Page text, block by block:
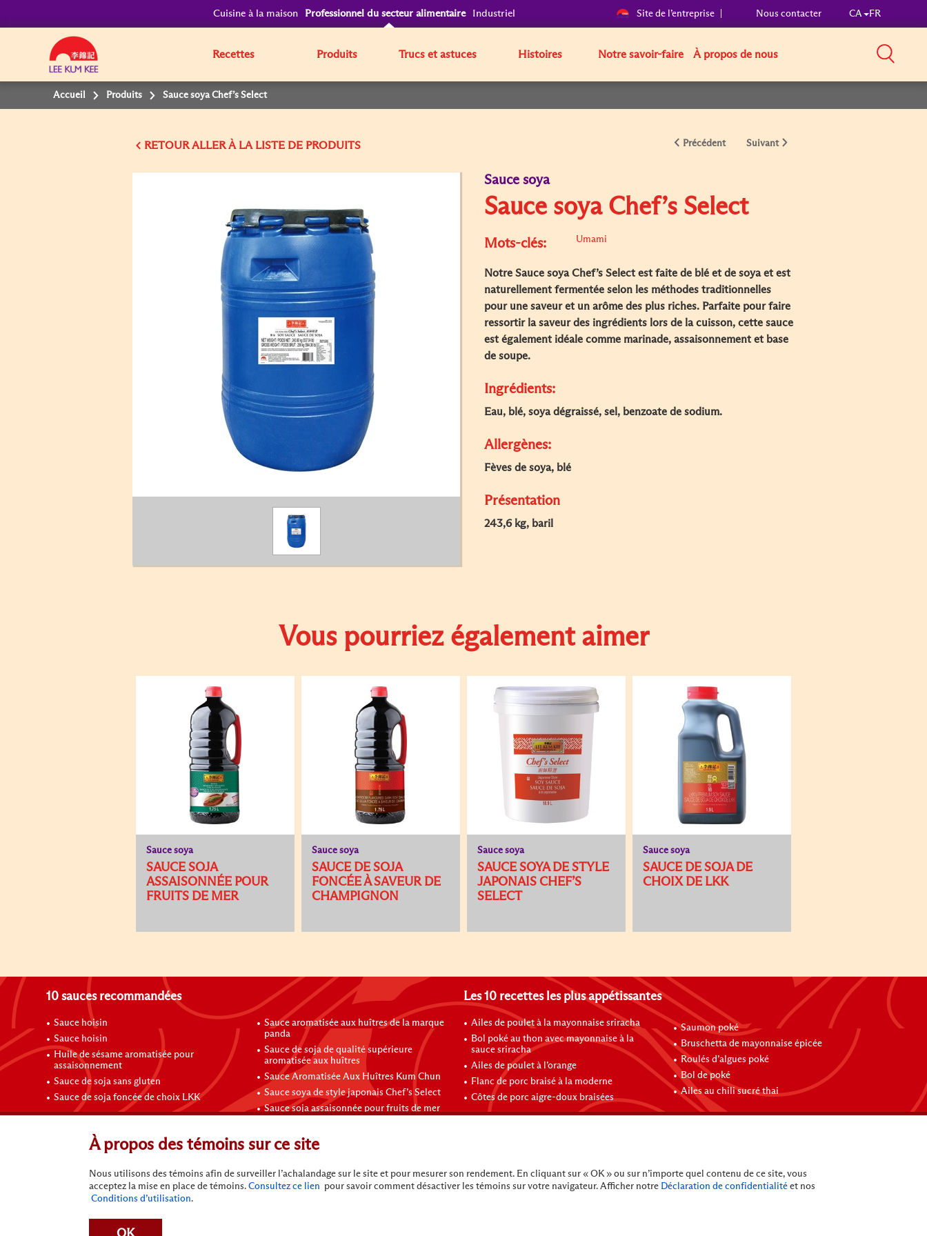
Cuisine à la maison Professionnel du secteur alimentaire Industriel Site de l’entreprise Nous contacter CA FR
Recettes Produits Trucs et astuces Histoires Notre savoir-faire À propos de nous
Accueil Produits Sauce soya Chef’s Select
RETOUR Précédent Suivant
Sauce soya
Sauce soya Chef’s Select
Mots-clés: Umami
Notre Sauce soya Chef’s Select est faite de blé et de soya et est
naturellement fermentée selon les méthodes traditionnelles
pour une saveur et un arôme des plus riches. Parfaite pour faire
ressortir la saveur des ingrédients lors de la cuisson, cette sauce
est également idéale comme marinade, assaisonnement et base
de soupe.
Ingrédients:
Eau, blé, soya dégraissé, sel, benzoate de sodium.
Allergènes:
Fèves de soya, blé
Présentation
243,6 kg, baril
Vous pourriez également aimer
Sauce soya
SAUCE SOJA
ASSAISONNÉE POUR
FRUITS DE MER
Sauce soya
SAUCE DE SOJA
FONCÉE À SAVEUR DE
CHAMPIGNON
Sauce soya
SAUCE SOYA DE STYLE
JAPONAIS CHEF’S
SELECT
Sauce soya
SAUCE DE SOJA DE
CHOIX DE LKK
10 sauces recommandées
Sauce hoisin
Sauce hoisin
Huile de sésame aromatisée pour
assaisonnement
Sauce de soja sans gluten
Sauce de soja foncée de choix LKK
Sauce aromatisée aux huîtres de la marque
panda
Sauce de soja de qualité supérieure
aromatisée aux huîtres
Sauce Aromatisée Aux Huîtres Kum Chun
Sauce soya de style japonais Chef’s Select
Sauce soja assaisonnée pour fruits de mer
Les 10 recettes les plus appétissantes
Ailes de poulet à la mayonnaise sriracha
Bol poké au thon avec mayonnaise à la
sauce sriracha
Ailes de poulet à l’orange
Flanc de porc braisé à la moderne
Côtes de porc aigre-doux braisées
Saumon poké
Bruschetta de mayonnaise épicée
Roulés d’algues poké
Bol de poké
Ailes au chili sucré thai
Contactez-nous
Conditions d’utilisation
À propos des témoins sur ce site
Nous utilisons des témoins afin de surveiller l’achalandage sur le site et pour mesurer son rendement. En cliquant sur « OK » ou sur n’importe quel contenu de ce site, vous
acceptez la mise en place de témoins.Consultez ce lien pour savoir comment désactiver les témoins sur votre navigateur. Afficher notre Déclaration de confidentialité et nos
Conditions d’utilisation.